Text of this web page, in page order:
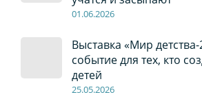
01.06.2026
Выставка «Мир
событие для тех, кто
детей
25.05.2026